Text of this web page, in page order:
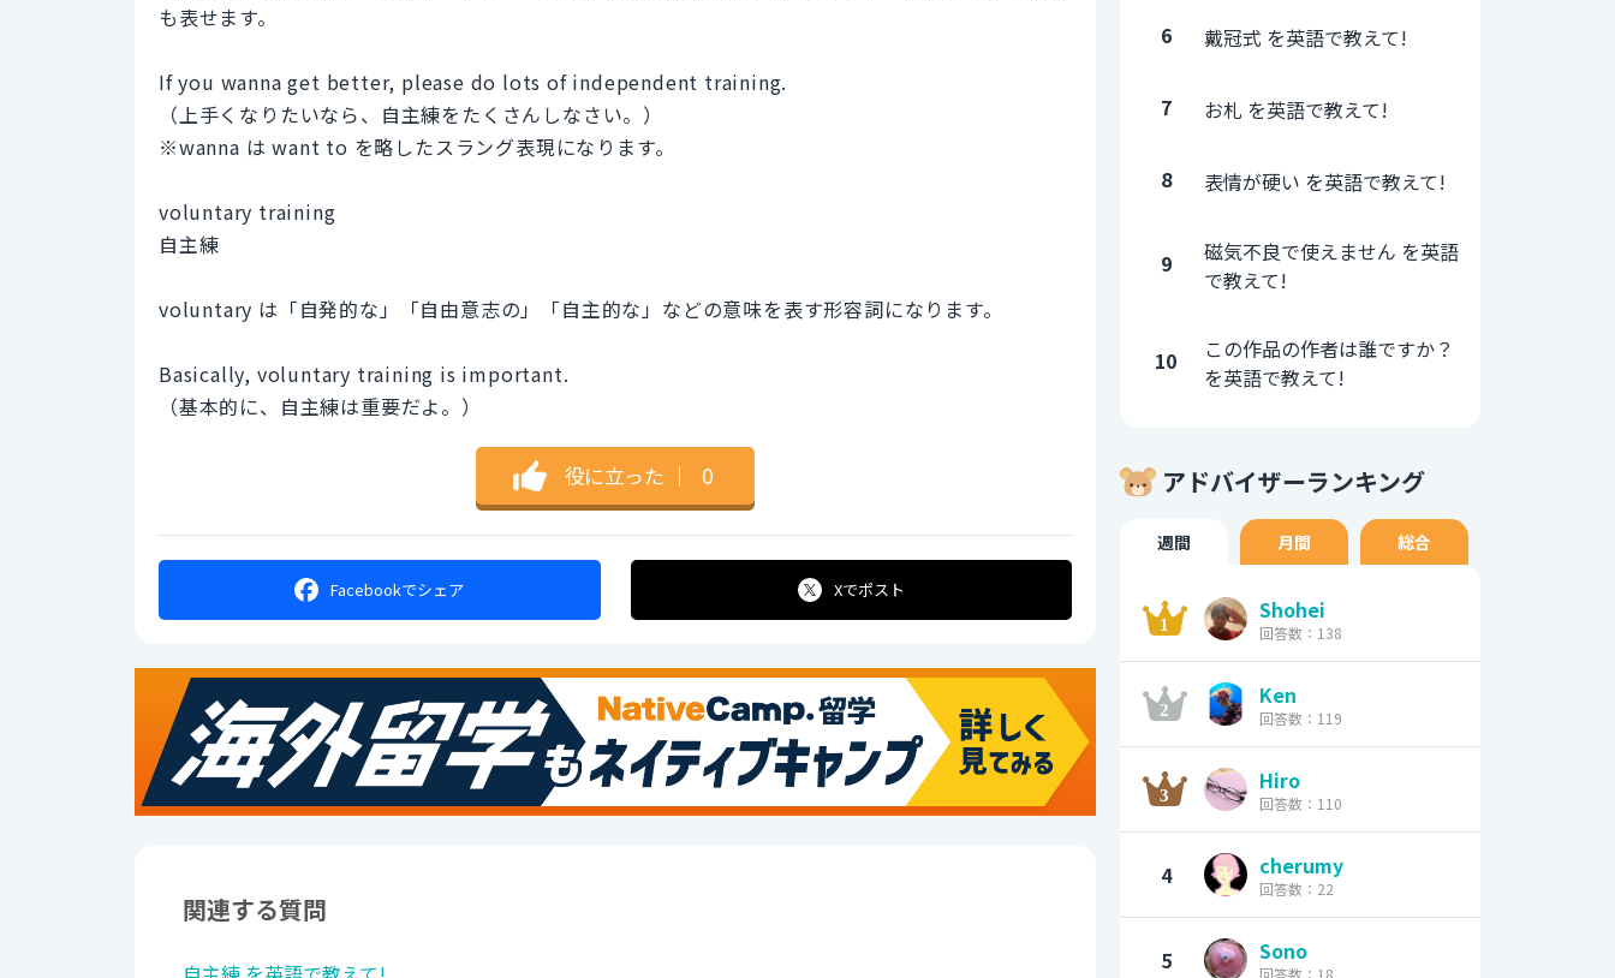
も表せます。
If you wanna get better, please do lots of independent training.
（上手くなりたいなら、自主練をたくさんしなさい。）
※wanna は want to を略したスラング表現になります。
voluntary training
自主練
voluntary は「自発的な」「自由意志の」「自主的な」などの意味を表す形容詞になります。
Basically, voluntary training is important.
（基本的に、自主練は重要だよ。）
役に立った ｜ 0
Facebookでシェア Xでポスト
関連する質問
6 戴冠式 を英語で教えて!
7 お札 を英語で教えて!
8 表情が硬い を英語で教えて!
9
磁気不良で使えません を英語
で教えて!
10
この作品の作者は誰ですか？
を英語で教えて!
アドバイザーランキング
週間 月間 総合
Shohei
回答数：138
Ken
回答数：119
Hiro
回答数：110
4 cherumy
回答数：22
5 Sono
回答数：18